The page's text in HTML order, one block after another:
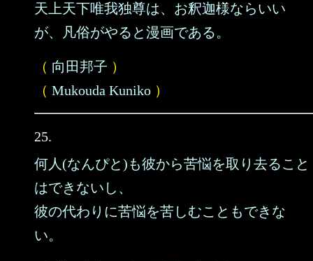
天上天下唯我独尊は、お釈迦様ならいい
が、凡俗がやると漫画である。
（ 向田邦子 ）
（ Mukouda Kuniko ）
25.
何人(なんぴと)も彼から苦悩を取り去ること
はできないし、
彼の代わりに苦悩を苦しむこともできな
い。